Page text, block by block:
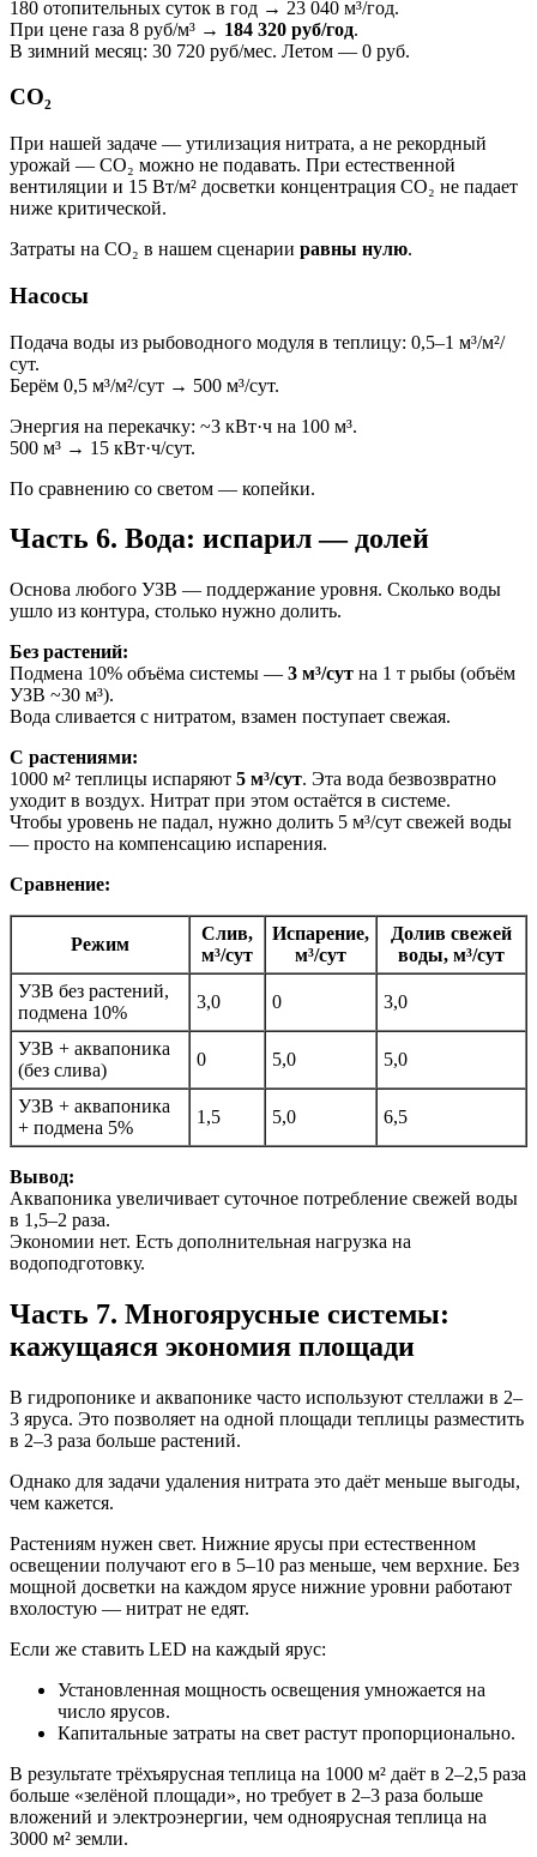
180 отопительных суток в год → 23 040 м³/год.
При цене газа 8 руб/м³ → 184 320 руб/год.
В зимний месяц: 30 720 руб/мес. Летом — 0 руб.
CO₂
При нашей задаче — утилизация нитрата, а не рекордный
урожай — CO₂ можно не подавать. При естественной
вентиляции и 15 Вт/м² досветки концентрация CO₂ не падает
ниже критической.
Затраты на CO₂ в нашем сценарии равны нулю.
Насосы
Подача воды из рыбоводного модуля в теплицу: 0,5–1 м³/м²/
сут.
Берём 0,5 м³/м²/сут → 500 м³/сут.
Энергия на перекачку: ~3 кВт·ч на 100 м³.
500 м³ → 15 кВт·ч/сут.
По сравнению со светом — копейки.
Часть 6. Вода: испарил — долей
Основа любого УЗВ — поддержание уровня. Сколько воды
ушло из контура, столько нужно долить.
Без растений:
Подмена 10% объёма системы — 3 м³/сут на 1 т рыбы (объём
УЗВ ~30 м³).
Вода сливается с нитратом, взамен поступает свежая.
С растениями:
1000 м² теплицы испаряют 5 м³/сут. Эта вода безвозвратно
уходит в воздух. Нитрат при этом остаётся в системе.
Чтобы уровень не падал, нужно долить 5 м³/сут свежей воды
— просто на компенсацию испарения.
Сравнение:
Режим
Слив,
м³/сут
Испарение,
м³/сут
Долив свежей
воды, м³/сут
УЗВ без растений,
подмена 10%
3,0 0 3,0
УЗВ + аквапоника
(без слива)
0 5,0 5,0
УЗВ + аквапоника
+ подмена 5%
1,5 5,0 6,5
Вывод:
Аквапоника увеличивает суточное потребление свежей воды
в 1,5–2 раза.
Экономии нет. Есть дополнительная нагрузка на
водоподготовку.
Часть 7. Многоярусные системы:
кажущаяся экономия площади
В гидропонике и аквапонике часто используют стеллажи в 2–
3 яруса. Это позволяет на одной площади теплицы разместить
в 2–3 раза больше растений.
Однако для задачи удаления нитрата это даёт меньше выгоды,
чем кажется.
Растениям нужен свет. Нижние ярусы при естественном
освещении получают его в 5–10 раз меньше, чем верхние. Без
мощной досветки на каждом ярусе нижние уровни работают
вхолостую — нитрат не едят.
Если же ставить LED на каждый ярус:
Установленная мощность освещения умножается на
число ярусов.
Капитальные затраты на свет растут пропорционально.
В результате трёхъярусная теплица на 1000 м² даёт в 2–2,5 раза
больше «зелёной площади», но требует в 2–3 раза больше
вложений и электроэнергии, чем одноярусная теплица на
3000 м² земли.